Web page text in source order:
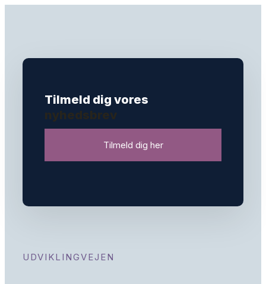
Tilmeld dig vores
nyhedsbrev
Tilmeld dig her
UDVIKLINGVEJEN